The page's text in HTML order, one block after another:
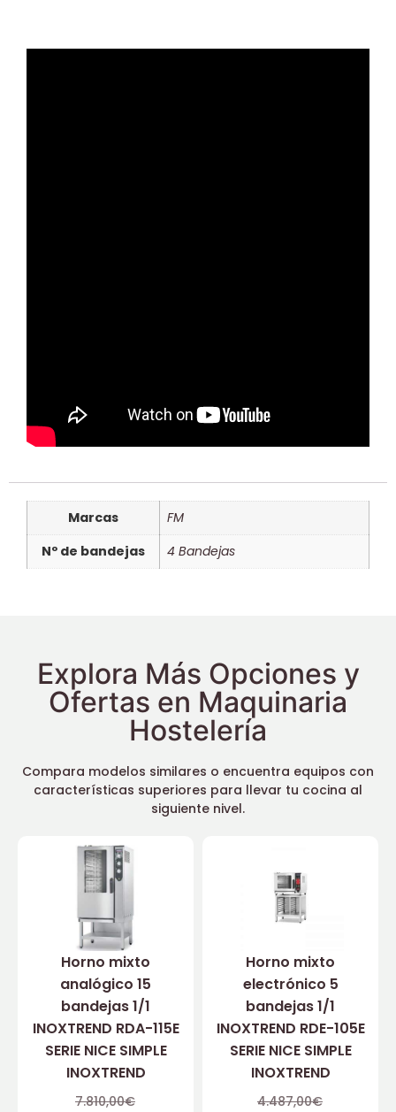
Marcas
FM
Nº de bandejas
4 Bandejas
Explora Más Opciones y
Ofertas en Maquinaria
Hostelería
Compara modelos similares o encuentra equipos con
características superiores para llevar tu cocina al
siguiente nivel.
Horno mixto
analógico 15
bandejas 1/1
INOXTREND RDA-115E
SERIE NICE SIMPLE
INOXTREND
7.810,00€
Horno mixto
electrónico 5
bandejas 1/1
INOXTREND RDE-105E
SERIE NICE SIMPLE
INOXTREND
4.487,00€